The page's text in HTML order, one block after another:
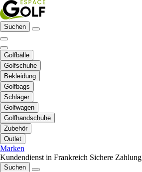
Suchen
Golfbälle
Golfschuhe
Bekleidung
Golfbags
Schläger
Golfwagen
Golfhandschuhe
Zubehör
Outlet
Marken
Kundendienst in Frankreich Sichere Zahlung
Suchen